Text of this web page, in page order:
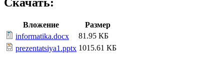
Скачать:
Вложение
Размер
informatika.docx
81.95 КБ
prezentatsiya1.pptx 1015.61 КБ